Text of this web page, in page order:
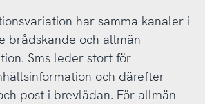
har samma kanaler i
brådskande och allmän
Sms leder stort för
och därefter
post i brevlådan. För allmän